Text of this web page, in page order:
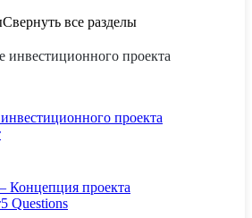
Свернуть все разделы
инвестиционного проекта
проекта
Концепция проекта
5 Questions